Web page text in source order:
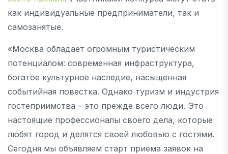
как индивидуальные предприниматели, так и
самозанятые.
«Москва обладает огромным туристическим
потенциалом: современная инфраструктура,
богатое культурное наследие, насыщенная
событийная повестка. Однако туризм и индустрия
гостеприимства – это прежде всего люди. Это
настоящие профессионалы своего дела, которые
любят город и делятся своей любовью с гостями.
Сегодня мы объявляем старт приема заявок на